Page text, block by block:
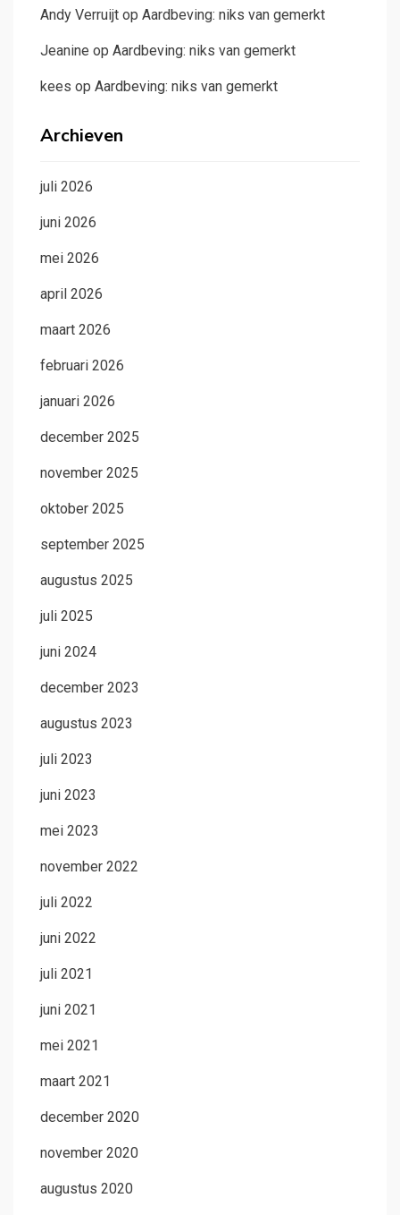
Andy Verruijt op Aardbeving: niks van gemerkt
Jeanine op Aardbeving: niks van gemerkt
kees op Aardbeving: niks van gemerkt
Archieven
juli 2026
juni 2026
mei 2026
april 2026
maart 2026
februari 2026
januari 2026
december 2025
november 2025
oktober 2025
september 2025
augustus 2025
juli 2025
juni 2024
december 2023
augustus 2023
juli 2023
juni 2023
mei 2023
november 2022
juli 2022
juni 2022
juli 2021
juni 2021
mei 2021
maart 2021
december 2020
november 2020
augustus 2020